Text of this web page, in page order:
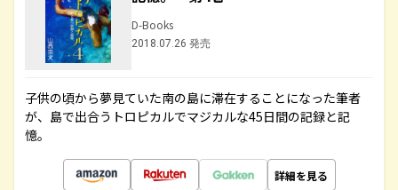
D-Books
2018.07.26 発売
子供の頃から夢見ていた南の島に滞在することになった筆者
が、島で出合うトロピカルでマジカルな45日間の記録と記
憶。
詳細を見る